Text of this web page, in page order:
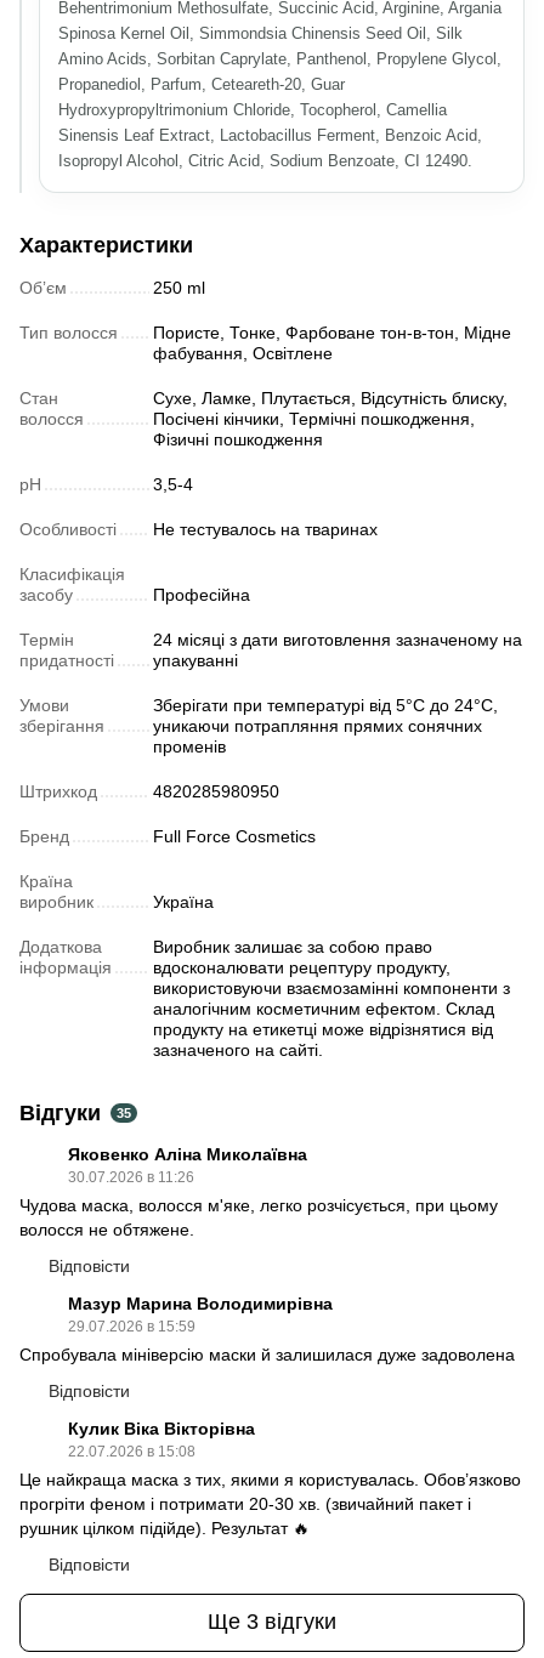
Behentrimonium Methosulfate, Succinic Acid, Arginine, Argania
Spinosa Kernel Oil, Simmondsia Chinensis Seed Oil, Silk
Amino Acids, Sorbitan Caprylate, Panthenol, Propylene Glycol,
Propanediol, Parfum, Ceteareth-20, Guar
Hydroxypropyltrimonium Chloride, Tocopherol, Camellia
Sinensis Leaf Extract, Lactobacillus Ferment, Benzoic Acid,
Isopropyl Alcohol, Citric Acid, Sodium Benzoate, CI 12490.
Характеристики
Обʼєм 250 ml
Тип волосся
Пористе, Тонке, Фарбоване тон-в-тон, Мідне
фабування, Освітлене
Стан
волосся
Сухе, Ламке, Плутається, Відсутність блиску,
Посічені кінчики, Термічні пошкодження,
Фізичні пошкодження
pH 3,5-4
Особливості Не тестувалось на тваринах
Класифікація
засобу
Професійна
Термін
придатності
24 місяці з дати виготовлення зазначеному на
упакуванні
Умови
зберігання
Зберігати при температурі від 5°C до 24°C,
уникаючи потрапляння прямих сонячних
променів
Штрихкод 4820285980950
Бренд Full Force Cosmetics
Країна
виробник
Україна
Додаткова
інформація
Виробник залишає за собою право
вдосконалювати рецептуру продукту,
використовуючи взаємозамінні компоненти з
аналогічним косметичним ефектом. Склад
продукту на етикетці може відрізнятися від
зазначеного на сайті.
Відгуки 35
Яковенко Аліна Миколаївна
30.07.2026 в 11:26
Чудова маска, волосся м'яке, легко розчісується, при цьому
волосся не обтяжене.
Відповісти
Мазур Марина Володимирівна
29.07.2026 в 15:59
Спробувала мініверсію маски й залишилася дуже задоволена
Відповісти
Кулик Віка Вікторівна
22.07.2026 в 15:08
Це найкраща маска з тих, якими я користувалась. Обов’язково
прогріти феном і потримати 20-30 хв. (звичайний пакет і
рушник цілком підійде). Результат 🔥
Відповісти
Ще 3 відгуки